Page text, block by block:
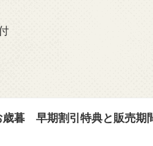
歳暮 早期割引特典と販売期